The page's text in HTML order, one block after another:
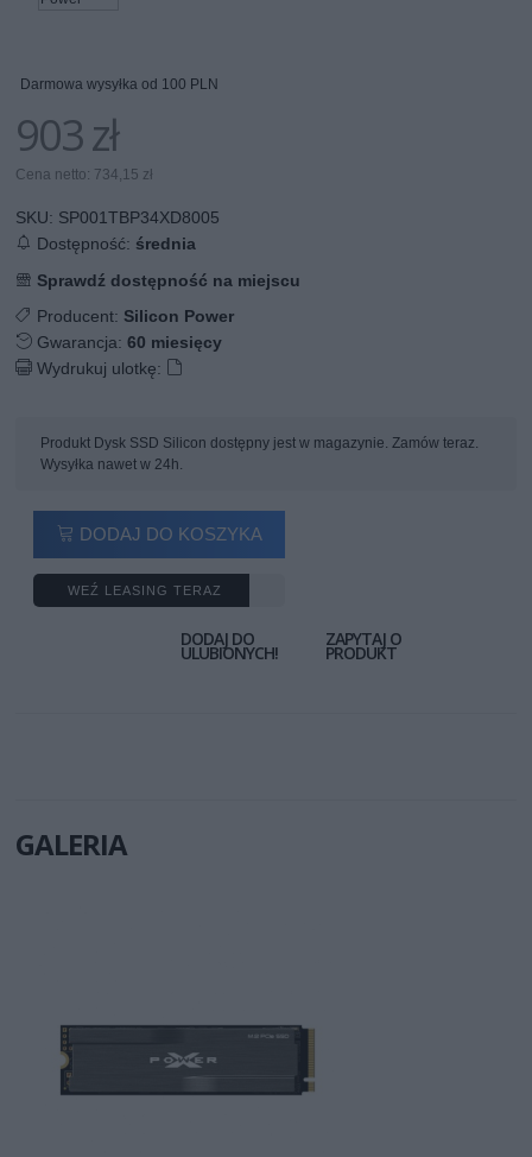
Darmowa wysyłka od 100 PLN
903 zł
Cena netto: 734,15 zł
SKU: SP001TBP34XD8005
Dostępność: średnia
Sprawdź dostępność na miejscu
Producent: Silicon Power
Gwarancja:60 miesięcy
Wydrukuj ulotkę:
Produkt Dysk SSD Silicon dostępny jest w magazynie. Zamów teraz.
Wysyłka nawet w 24h.
DODAJ DO KOSZYKA
WEŹ LEASING TERAZ
DODAJ DO
ULUBIONYCH!
ZAPYTAJ O
PRODUKT
GALERIA